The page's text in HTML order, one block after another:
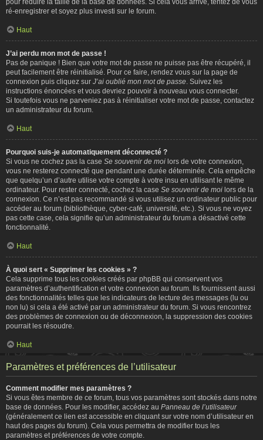
ré-enregistrer et soyez plus investi sur le forum.
Haut
J’ai perdu mon mot de passe !
Pas de panique ! Bien que votre mot de passe ne puisse pas être récupéré, il
peut facilement être réinitialisé. Pour ce faire, rendez vous sur la page de
connexion puis cliquez sur J’ai oublié mon mot de passe . Suivez les
instructions énoncées et vous devriez pouvoir à nouveau vous connecter.
Si toutefois vous ne parveniez pas à réinitialiser votre mot de passe, contactez
un administrateur du forum.
Haut
Pourquoi suis-je automatiquement déconnecté ?
Si vous ne cochez pas la case Se souvenir de moi lors de votre connexion,
vous ne resterez connecté que pendant une durée déterminée. Cela empêche
que quelqu’un d’autre utilise votre compte à votre insu en utilisant le même
ordinateur. Pour rester connecté, cochez la case Se souvenir de moi lors de la
connexion. Ce n’est pas recommandé si vous utilisez un ordinateur public pour
accéder au forum (bibliothèque, cyber-café, université, etc.). Si vous ne voyez
pas cette case, cela signifie qu’un administrateur du forum a désactivé cette
fonctionnalité.
Haut
À quoi sert « Supprimer les cookies » ?
Cela supprime tous les cookies créés par phpBB qui conservent vos
paramètres d’authentification et votre connexion au forum. Ils fournissent aussi
des fonctionnalités telles que les indicateurs de lecture des messages (lu ou
non lu) si cela a été activé par un administrateur du forum. Si vous rencontrez
des problèmes de connexion ou de déconnexion, la suppression des cookies
pourrait les résoudre.
Haut
Paramètres et préférences de l’utilisateur
Comment modifier mes paramètres ?
Si vous êtes membre de ce forum, tous vos paramètres sont stockés dans notre
base de données. Pour les modifier, accédez au Panneau de l’utilisateur
(généralement ce lien est accessible en cliquant sur votre nom d’utilisateur en
haut des pages du forum). Cela vous permettra de modifier tous les
paramètres et préférences de votre compte.